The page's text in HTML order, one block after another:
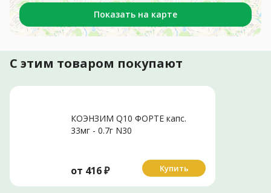
Показать на карте
С этим товаром покупают
КОЭНЗИМ Q10 ФОРТЕ капс.
33мг - 0.7г N30
от 416₽ Купить